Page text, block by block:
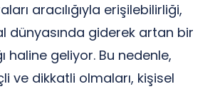
aracılığıyla erişilebilirliği,
dünyasında giderek artan bir
haline geliyor. Bu nedenle,
ve dikkatli olmaları, kişisel